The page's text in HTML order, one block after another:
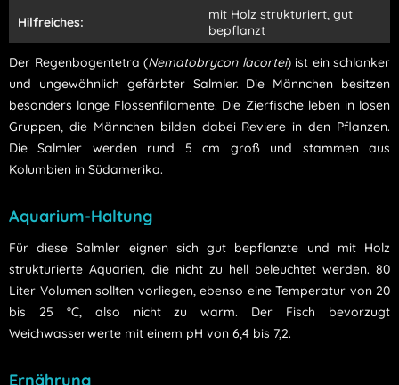
Hilfreiches:
mit Holz strukturiert, gut
bepflanzt
Der Regenbogentetra (Nematobrycon lacortei) ist ein schlanker
und ungewöhnlich gefärbter Salmler. Die Männchen besitzen
besonders lange Flossenfilamente. Die Zierfische leben in losen
Gruppen, die Männchen bilden dabei Reviere in den Pflanzen.
Die Salmler werden rund 5 cm groß und stammen aus
Kolumbien in Südamerika.
Aquarium-Haltung
Für diese Salmler eignen sich gut bepflanzte und mit Holz
strukturierte Aquarien, die nicht zu hell beleuchtet werden. 80
Liter Volumen sollten vorliegen, ebenso eine Temperatur von 20
bis 25 °C, also nicht zu warm. Der Fisch bevorzugt
Weichwasserwerte mit einem pH von 6,4 bis 7,2.
Ernährung